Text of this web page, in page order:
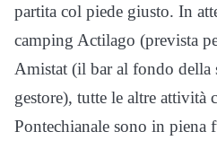
partita col piede giusto. In
camping Actilago (prevista
Amistat (il bar al fondo della
gestore), tutte le altre attività
Pontechianale sono in piena